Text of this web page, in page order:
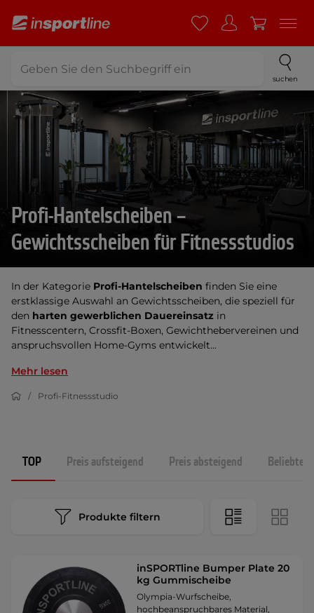
suchen
Profi-Hantelscheiben –
Gewichtsscheiben für Fitnessstudios
In der Kategorie Profi-Hantelscheiben finden Sie eine
erstklassige Auswahl an Gewichtsscheiben, die speziell für
den harten gewerblichen Dauereinsatz in
Fitnesscentern, Crossfit-Boxen, Gewichthebervereinen und
anspruchsvollen Home-Gyms entwickelt...
Mehr lesen
Profi-Fitnessstudio
TOP Preis aufsteigend Preis absteigend
Produkte filtern
inSPORTline Bumper Plate 20
kg Gummischeibe
Olympia-Wurfscheibe,
hochbeanspruchbares Material,